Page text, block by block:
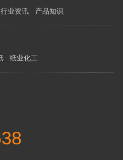
行业资讯 产品知识
纸业化工